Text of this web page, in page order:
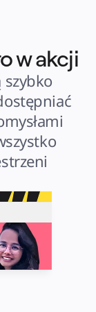
w akcji
szybko